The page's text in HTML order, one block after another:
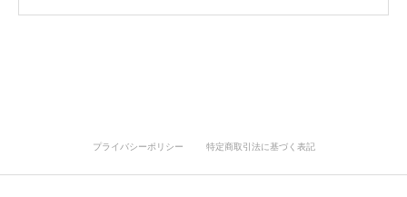
プライバシーポリシー 特定商取引法に基づく表記